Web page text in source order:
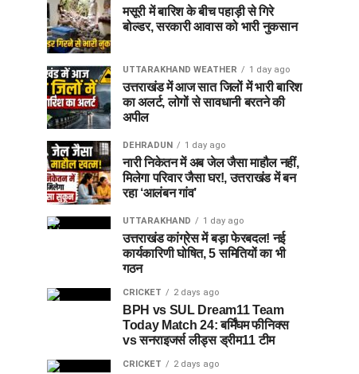
मसूरी में बारिश के बीच पहाड़ी से गिरे
बोल्डर, सरकारी आवास को भारी नुकसान
UTTARAKHAND WEATHER 1 day ago
उत्तराखंड में आज सात जिलों में भारी बारिश
का अलर्ट, लोगों से सावधानी बरतने की
अपील
DEHRADUN 1 day ago
नारी निकेतन में अब जेल जैसा माहौल नहीं,
मिलेगा परिवार जैसा घर!, उत्तराखंड में बन
रहा ‘आलंबन गांव’
UTTARAKHAND 1 day ago
उत्तराखंड कांग्रेस में बड़ा फेरबदल! नई
कार्यकारिणी घोषित, 5 समितियों का भी
गठन
CRICKET 2 days ago
BPH vs SUL Dream11 Team
Today Match 24: बर्मिंघम फीनिक्स
vs सनराइजर्स लीड्स ड्रीम11 टीम
CRICKET 2 days ago